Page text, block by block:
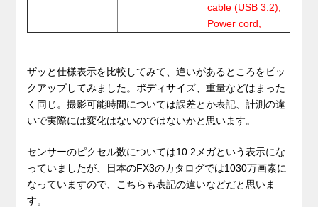
cable (USB 3.2),
Power cord,
ザッと仕様表示を比較してみて、違いがあるところをピッ
クアップしてみました。ボディサイズ、重量などはまった
く同じ。撮影可能時間については誤差とか表記、計測の違
いで実際には変化はないのではないかと思います。
センサーのピクセル数については10.2メガという表示にな
っていましたが、日本のFX3のカタログでは1030万画素に
なっていますので、こちらも表記の違いなどだと思いま
す。